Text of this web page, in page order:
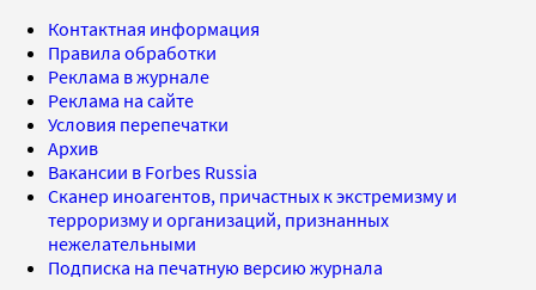
Контактная информация
Правила обработки
Реклама в журнале
Реклама на сайте
Условия перепечатки
Архив
Вакансии в Forbes Russia
Сканер иноагентов, причастных к экстремизму и
терроризму и организаций, признанных
нежелательными
Подписка на печатную версию журнала